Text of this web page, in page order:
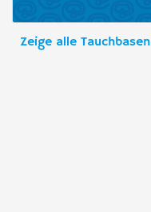
Zeige alle Tauchbasen